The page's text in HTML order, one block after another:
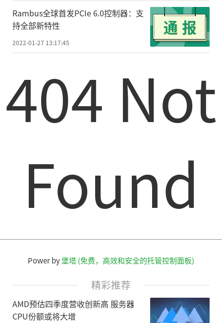
Rambus全球首发PCIe 6.0控制器：支
持全部新特性
2022-01-27 13:17:45
404 Not
Found
Power by堡塔 (免费，高效和安全的托管控制面板)
精彩推荐
AMD预估四季度营收创新高 服务器
CPU份额或将大增